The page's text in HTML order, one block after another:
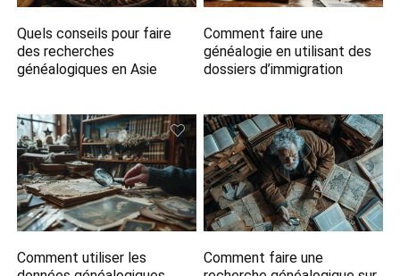
Quels conseils pour faire
des recherches
généalogiques en Asie
Comment faire une
généalogie en utilisant des
dossiers d’immigration
Comment utiliser les
Comment faire une